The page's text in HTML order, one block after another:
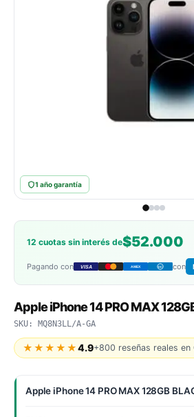
1 año garantía
12 cuotas sin interés de$52.000
Pagando con VISA AMEX DC con
Apple iPhone 14 PRO MAX
SKU: MQ8N3LL/A-GA
★★★★★4.9+800 reseñas reales en
Apple iPhone 14 PRO MAX 128GB